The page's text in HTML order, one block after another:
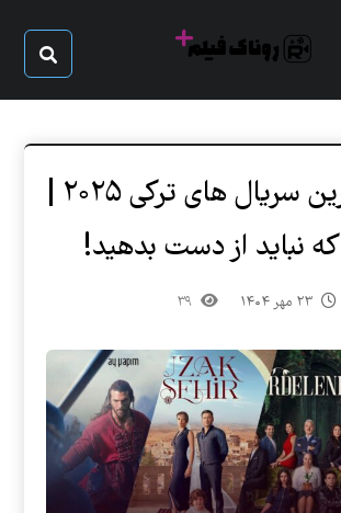
پربیننده ترین سریال های ترکی ۲۰۲۵ |
نباید از دست بدهید!
۲۳ مهر ۱۴۰۴ ۳۹